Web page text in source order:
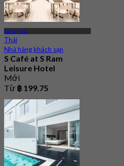
Bang Kapi
Thái
Nhà hàng khách sạn
S Café at S Ram
Leisure Hotel
Mới
Từ ฿ 199.75